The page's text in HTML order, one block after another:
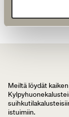
Meiltä löydät
istuimiin.